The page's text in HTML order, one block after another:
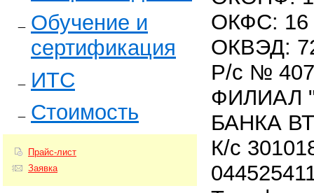
Обучение и
сертификация
ИТС
Стоимость
Прайс-лист
Заявка
ОКФС: 16
ОКВЭД:
Р/с №
ФИЛИАЛ
БАНКА
К/с